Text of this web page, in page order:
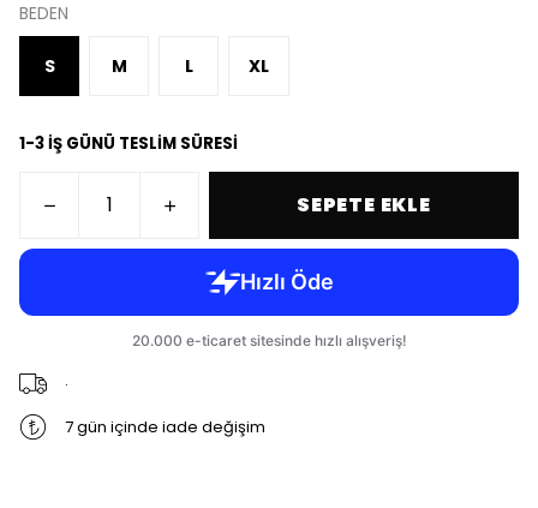
BEDEN
S M L XL
1-3 İŞ GÜNÜ TESLİM SÜRESİ
SEPETE EKLE
.
7 gün içinde iade değişim